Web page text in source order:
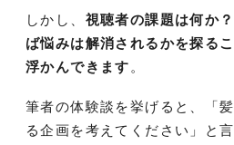
しかし、 視聴者の課題は何か
ば悩みは解消されるかを探る
浮かんできます。
筆者の体験談を挙げると、「
る企画を考えてください」と